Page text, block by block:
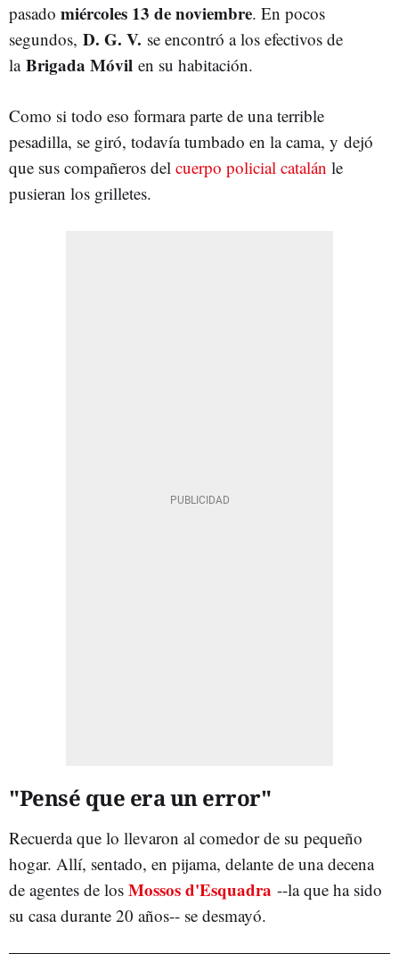
pasado miércoles 13 de noviembre. En pocos
segundos, D. G. V. se encontró a los efectivos de
la Brigada Móvil en su habitación.
Como si todo eso formara parte de una terrible
pesadilla, se giró, todavía tumbado en la cama, y dejó
que sus compañeros del cuerpo policial catalán le
pusieran los grilletes.
"Pensé que era un error"
Recuerda que lo llevaron al comedor de su pequeño
hogar. Allí, sentado, en pijama, delante de una decena
de agentes de los Mossos d'Esquadra --la que ha sido
su casa durante 20 años-- se desmayó.